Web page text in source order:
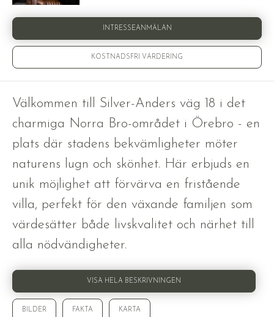
INTRESSEANMÄLAN
KOSTNADSFRI VÄRDERING
Välkommen till Silver-Anders väg 18 i det
charmiga Norra Bro-området i Örebro - en
plats där stadens bekvämligheter möter
naturens lugn och skönhet. Här erbjuds en
unik möjlighet att förvärva en fristående
villa, perfekt för den växande familjen som
värdesätter både livskvalitet och närhet till
alla nödvändigheter.
VISA HELA BESKRIVNINGEN
BILDER FAKTA KARTA